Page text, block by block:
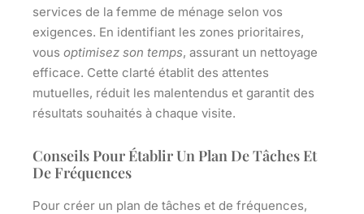
services de la femme de ménage selon vos
exigences. En identifiant les zones prioritaires,
vous optimisez son temps, assurant un nettoyage
efficace. Cette clarté établit des attentes
mutuelles, réduit les malentendus et garantit des
résultats souhaités à chaque visite.
Conseils Pour Établir Un Plan De Tâches Et
De Fréquences
Pour créer un plan de tâches et de fréquences,